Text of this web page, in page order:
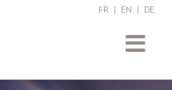
FR EN DE